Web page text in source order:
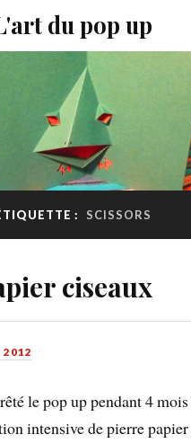
du pop up
: SCISSORS
ciseaux
2012
le pop up pendant 4
intensive de pierre